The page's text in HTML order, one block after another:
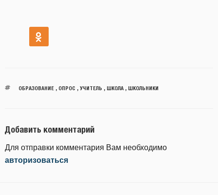
ОБРАЗОВАНИЕ, ОПРОС , УЧИТЕЛЬ , ШКОЛА, ШКОЛЬНИКИ
Добавить комментарий
Для отправки комментария Вам необходимо
авторизоваться